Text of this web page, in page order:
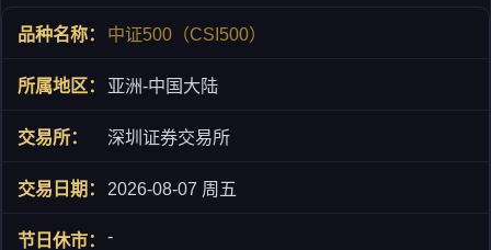
中证500（CSI500）
亚洲-中国大陆
深圳证券交易所
2026-08-07 周五
-